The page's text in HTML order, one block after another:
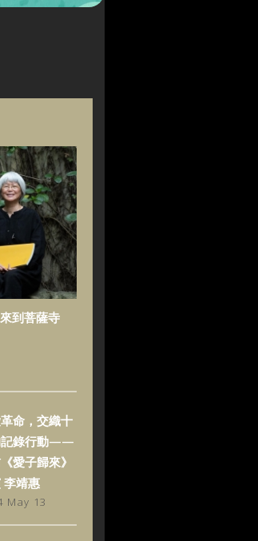
到菩薩寺
命，交織十
記錄行動——
愛子歸來》
李靖惠
May 13